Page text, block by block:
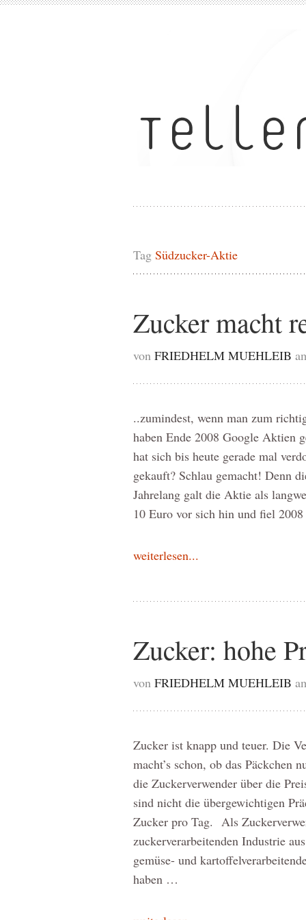
Tag Südzucker-Aktie
Zucker macht
von FRIEDHELM MUEHLEIB
..zumindest, wenn man zum
haben Ende 2008 Google Aktien
hat sich bis heute gerade mal
gekauft? Schlau gemacht! Denn
Jahrelang galt die Aktie als
10 Euro vor sich hin und fiel
weiterlesen...
Zucker: hohe
von FRIEDHELM MUEHLEIB
Zucker ist knapp und teuer. Die
macht’s schon, ob das Päckchen
die Zuckerverwender über die
sind nicht die übergewichtigen
Zucker pro Tag. Als
zuckerverarbeitenden Industrie
gemüse- und
haben …